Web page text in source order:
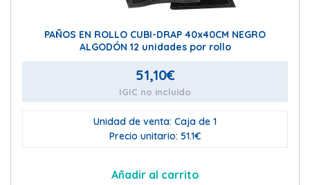
PAÑOS EN ROLLO CUBI-DRAP 40x40CM NEGRO
ALGODÓN 12 unidades por rollo
51,10€
IGIC no incluido
Unidad de venta: Caja de 1
Precio unitario: 51.1€
Añadir al carrito